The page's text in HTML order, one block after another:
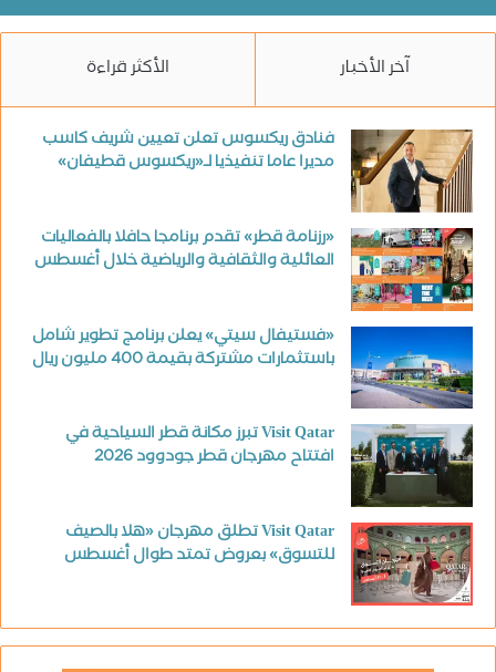
آخر الأخبار الأكثر قراءة
فنادق ريكسوس تعلن تعيين شريف كاسب
مديرا عاما تنفيذيا لـ«ريكسوس قطيفان»
«رزنامة قطر» تقدم برنامجا حافلا بالفعاليات
العائلية والثقافية والرياضية خلال أغسطس
«فستيفال سيتي» يعلن برنامج تطوير شامل
باستثمارات مشتركة بقيمة 400 مليون ريال
Visit Qatar تبرز مكانة قطر السياحية في
افتتاح مهرجان قطر جودوود 2026
Visit Qatar تطلق مهرجان «هلا بالصيف
للتسوق» بعروض تمتد طوال أغسطس